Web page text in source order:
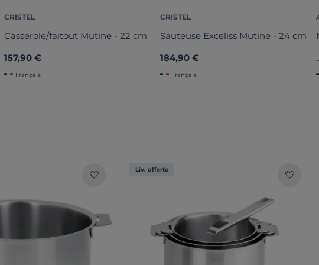
CRISTEL
Casserole/faitout Mutine - 22 cm
157,90 €
Français
CRISTEL
Sauteuse Exceliss Mutine - 24 cm
184,90 €
Français
Liv. offerte